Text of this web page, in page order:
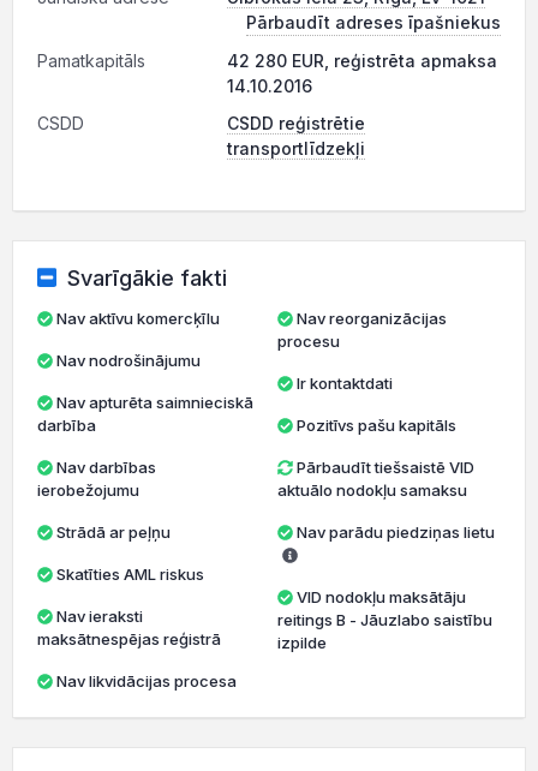
Pārbaudīt adreses īpašniekus
Pamatkapitāls
42 280 EUR, reģistrēta apmaksa
14.10.2016
CSDD
CSDD reģistrētie
transportlīdzekļi
Svarīgākie fakti
Nav aktīvu komercķīlu
Nav nodrošinājumu
darbība
ierobežojumu
Strādā ar peļņu
Skatīties AML riskus
maksātnespējas reģistrā
Nav likvidācijas procesa
Nav reorganizācijas
procesu
Ir kontaktdati
Pozitīvs pašu kapitāls
Pārbaudīt tiešsaistē VID
aktuālo nodokļu samaksu
Nav parādu piedziņas lietu
VID nodokļu maksātāju
reitings B - Jāuzlabo saistību
izpilde